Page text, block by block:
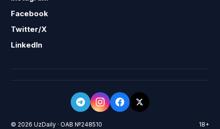
Facebook
Twitter/X
LinkedIn
© 2026 UzDaily · ОАВ №248510 18+